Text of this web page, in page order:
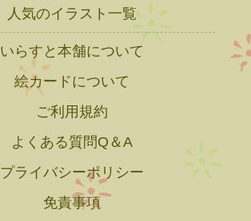
人気のイラスト一覧
いらすと本舗について
絵カードについて
ご利用規約
よくある質問Q＆A
プライバシーポリシー
免責事項